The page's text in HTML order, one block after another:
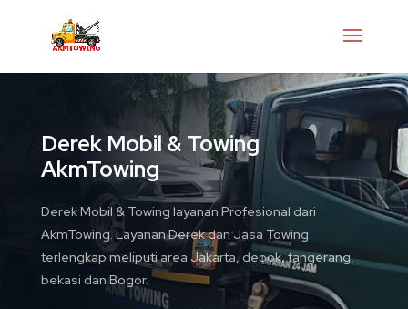
Derek Mobil & Towing
AkmTowing
Derek Mobil & Towing layanan Profesional dari
AkmTowing. Layanan Derek dan Jasa Towing
terlengkap meliputi area Jakarta, depok, tangerang,
bekasi dan Bogor.